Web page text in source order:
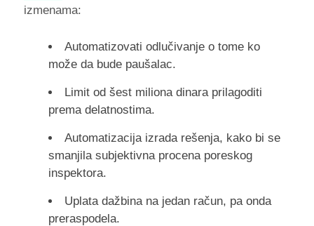
izmenama:
Automatizovati odlučivanje o tome ko
može da bude paušalac.
Limit od šest miliona dinara prilagoditi
prema delatnostima.
Automatizacija izrada rešenja, kako bi se
smanjila subjektivna procena poreskog
inspektora.
Uplata dažbina na jedan račun, pa onda
preraspodela.